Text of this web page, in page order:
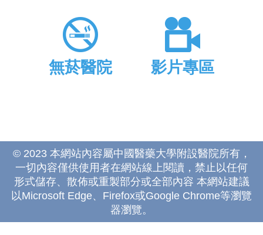
無菸醫院 影片專區
© 2023 本網站內容屬中國醫藥大學附設醫院所有，
一切內容僅供使用者在網站線上閱讀，禁止以任何
形式儲存、散佈或重製部分或全部內容 本網站建議
以Microsoft Edge、Firefox或Google Chrome等瀏覽
器瀏覽。